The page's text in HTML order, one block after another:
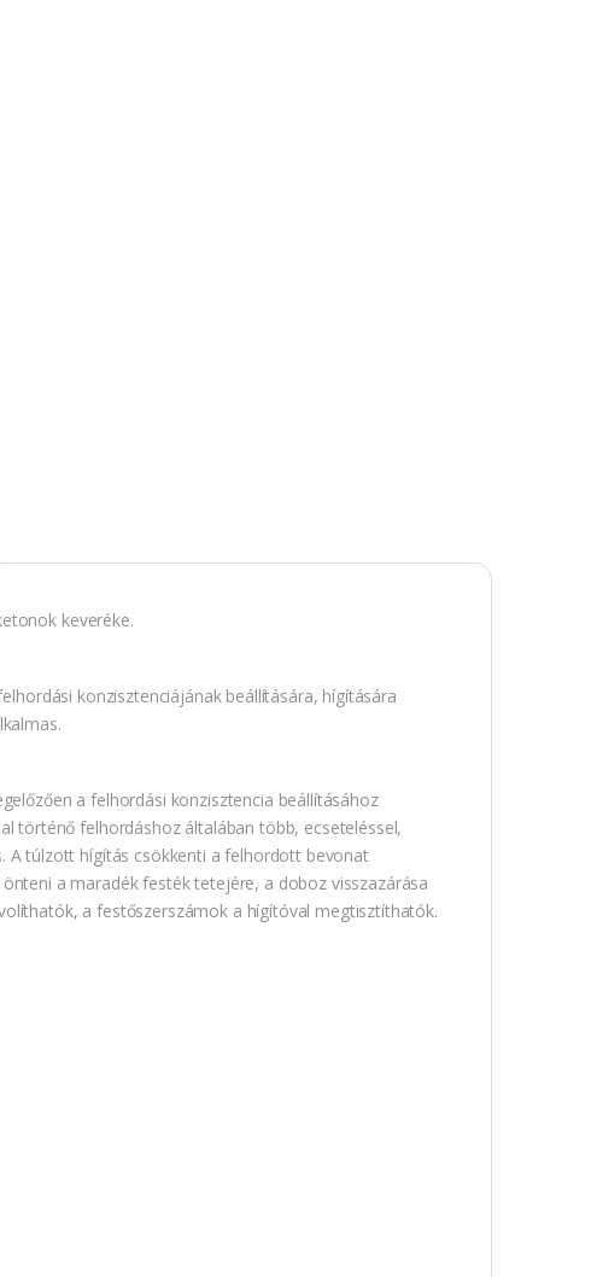
keveréke.
konzisztenciájának beállítására, hígítására
a felhordási konzisztencia beállításához
történő felhordáshoz általában több, ecseteléssel,
A túlzott hígítás csökkenti a felhordott bevonat
a maradék festék tetejére, a doboz visszazárása
a festőszerszámok a hígítóval megtisztíthatók.